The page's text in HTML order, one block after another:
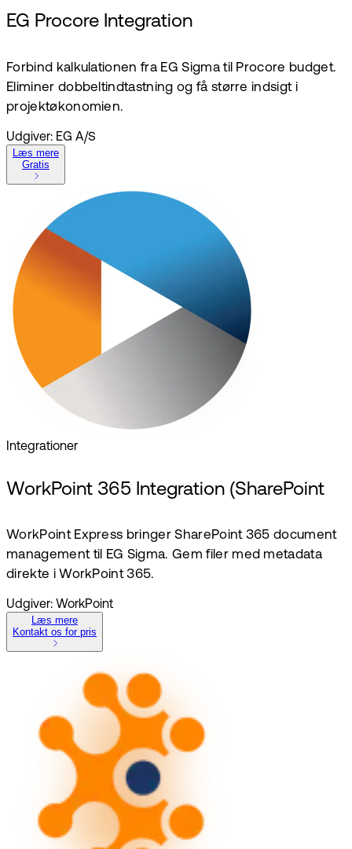
EG Procore Integration
Forbind kalkulationen fra EG Sigma til Procore budget.
Eliminer dobbeltindtastning og få større indsigt i
projektøkonomien.
Udgiver: EG A/S
Læs mere
Gratis
Integrationer
WorkPoint 365 Integration (SharePoint
WorkPoint Express bringer SharePoint 365 document
management til EG Sigma. Gem filer med metadata
direkte i WorkPoint 365.
Udgiver: WorkPoint
Læs mere
Kontakt os for pris